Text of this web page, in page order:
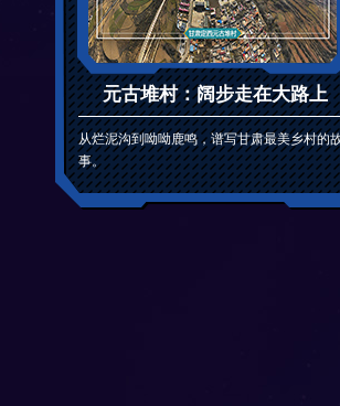
元古堆村：阔步走在大路上
从烂泥沟到呦呦鹿鸣，谱写甘肃最美乡村的
事。